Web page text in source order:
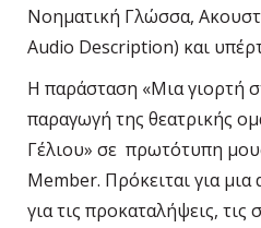
Νοηματική Γλώσσα,
Audio Description) και
Η παράσταση «Μια γιορτή
παραγωγή της θεατρικής
Γέλιου» σε πρωτότυπη
Member. Πρόκειται για
για τις προκαταλήψεις,